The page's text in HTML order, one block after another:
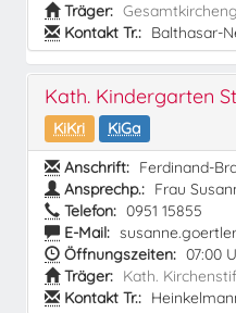
Träger:
Kontakt Tr.: Balthasar-
Kath. Kindergarten
KiKri
KiGa
Anschrift: Ferdinand-
Ansprechp.: Frau
Telefon: 0951 15855
E-Mail:
Öffnungszeiten: 07:00
Träger: Kath.
Kontakt Tr.: